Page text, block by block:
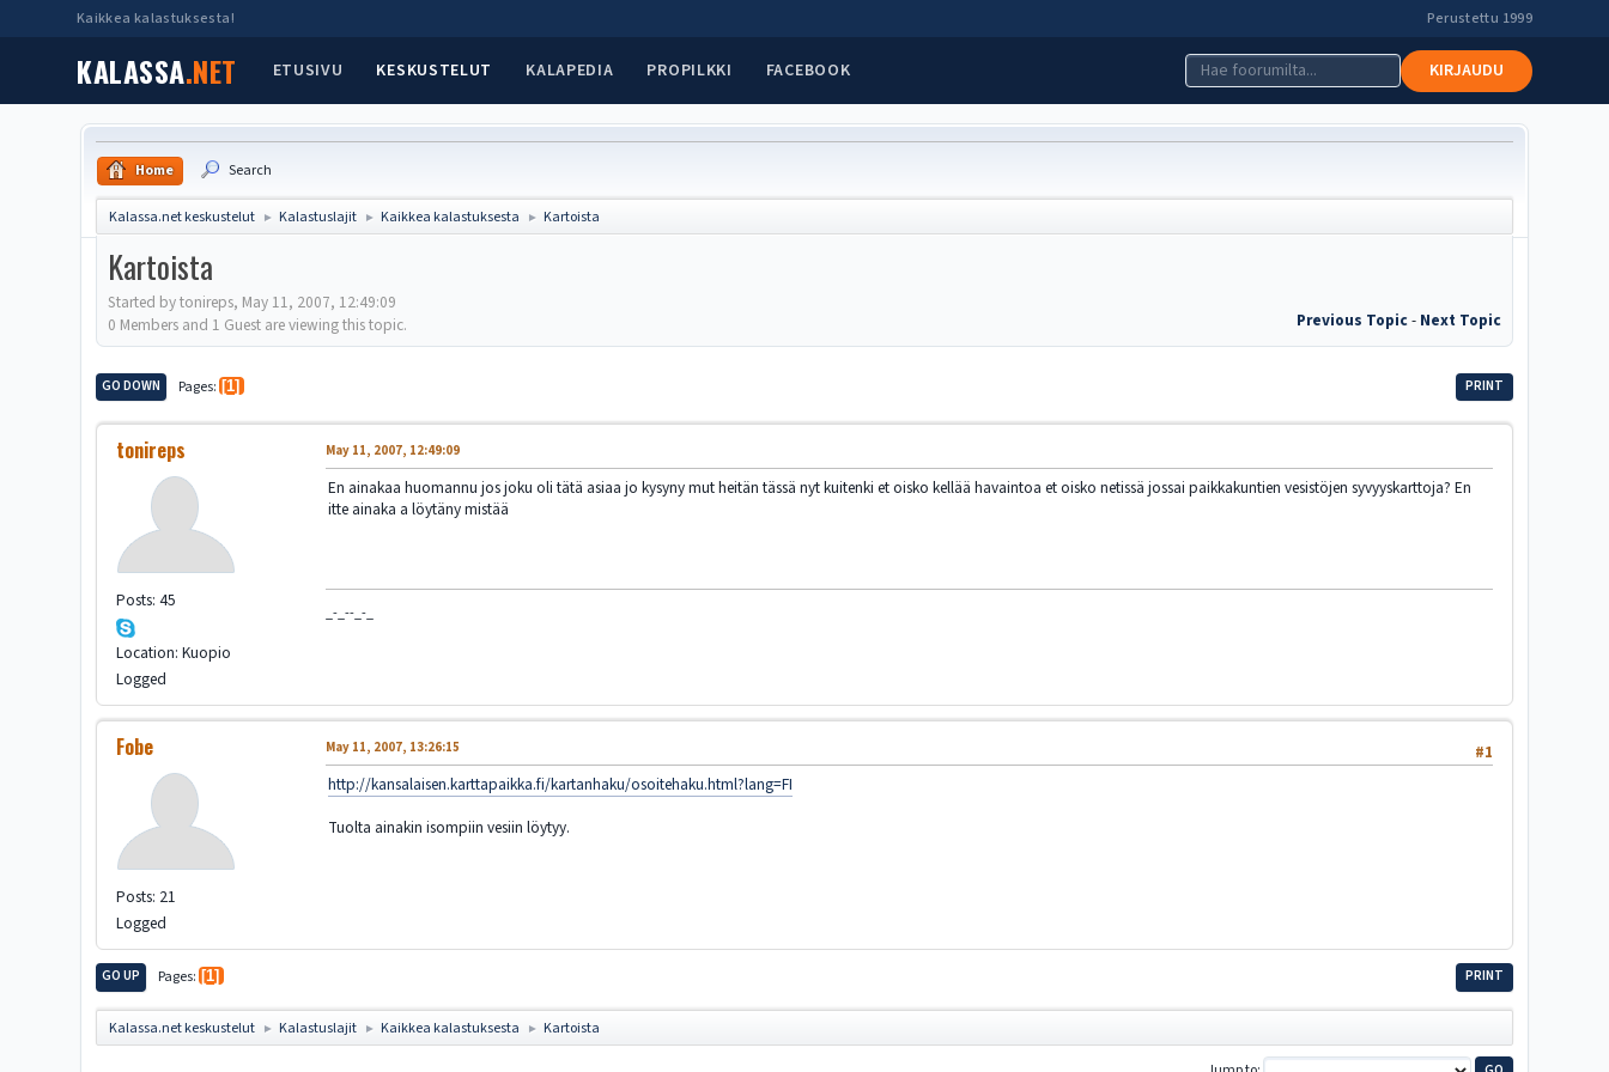
Kaikkea kalastuksesta! Perustettu 1999
KALASSA.NET ETUSIVU KESKUSTELUT KALAPEDIA PROPILKKI FACEBOOK KIRJAUDU
Home Search
Kalassa.net keskustelut ► Kalastuslajit ► Kaikkea kalastuksesta ► Kartoista
Kartoista
Started by tonireps, May 11, 2007, 12:49:09
Previous Topic- Next Topic
0 Members and 1 Guest are viewing this topic.
PRINT
GO DOWN Pages 1
tonireps
Posts: 45
Location: Kuopio
Logged
May 11, 2007, 12:49:09
En ainakaa huomannu jos joku oli tätä asiaa jo kysyny mut heitän tässä nyt kuitenki et oisko kellää havaintoa et oisko netissä jossai paikkakuntien vesistöjen syvyyskarttoja? En
itte ainaka a löytäny mistää
_-_--_-_
Fobe
Posts: 21
Logged
#1
May 11, 2007, 13:26:15
http://kansalaisen.karttapaikka.fi/kartanhaku/osoitehaku.html?lang=FI
Tuolta ainakin isompiin vesiin löytyy.
PRINT
GO UP Pages 1
Kalassa.net keskustelut ► Kalastuslajit ► Kaikkea kalastuksesta ► Kartoista